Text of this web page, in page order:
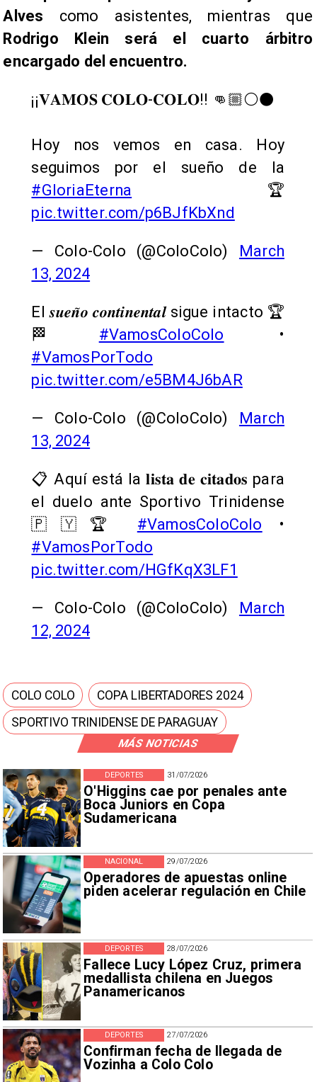
MÁS NOTICIAS
31/07/2026
O'Higgins cae por penales ante
Boca Juniors en Copa
Sudamericana
DEPORTES
29/07/2026
Operadores de apuestas online
piden acelerar regulación en Chile
NACIONAL
28/07/2026
Fallece Lucy López Cruz, primera
medallista chilena en Juegos
Panamericanos
DEPORTES
27/07/2026
Confirman fecha de llegada de
Vozinha a Colo Colo
DEPORTES
Alves como asistentes, mientras que
Rodrigo Klein será el cuarto árbitro
encargado del encuentro.
¡¡𝐕𝐀𝐌𝐎𝐒 𝐂𝐎𝐋𝐎-𝐂𝐎𝐋𝐎!! 👊🏼⚪️⚫️
Hoy nos vemos en casa. Hoy
seguimos por el sueño de la
#GloriaEterna 🏆
pic.twitter.com/p6BJfKbXnd
— Colo-Colo (@ColoColo) March
13, 2024
El 𝒔𝒖𝒆𝒏̃𝒐 𝒄𝒐𝒏𝒕𝒊𝒏𝒆𝒏𝒕𝒂𝒍 sigue intacto 🏆
🏁 #VamosColoColo •
#VamosPorTodo
pic.twitter.com/e5BM4J6bAR
— Colo-Colo (@ColoColo) March
13, 2024
📋 Aquí está la 𝐥𝐢𝐬𝐭𝐚 𝐝𝐞 𝐜𝐢𝐭𝐚𝐝𝐨𝐬 para
el duelo ante Sportivo Trinidense
🇵🇾🏆 #VamosColoColo •
#VamosPorTodo
pic.twitter.com/HGfKqX3LF1
— Colo-Colo (@ColoColo) March
12, 2024
COLO COLO
COPA LIBERTADORES 2024
SPORTIVO TRINIDENSE DE PARAGUAY